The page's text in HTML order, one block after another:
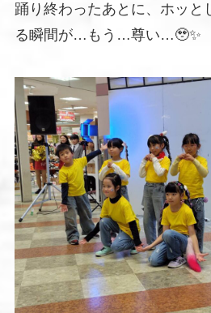
踊り終わったあとに、ホッと
る瞬間が…もう…尊い…🥹✨